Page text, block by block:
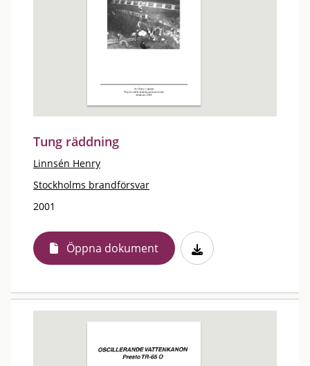
Tung räddning
Linnsén Henry
Stockholms brandförsvar
2001
Öppna dokument